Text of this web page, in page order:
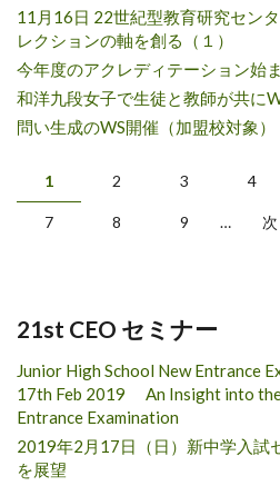
11月16日 22世紀型教育研究セン
レクションの軸を創る（１）
今年度のアクレディテーション始
和洋九段女子で生徒と教師が共に
問い生成のWS開催（加盟校対象）
Pages
1 2 3 4
7 8 9 … 次
21st CEO セミナー
Junior High School New Entrance
17th Feb 2019 An Insight into
Entrance Examination
2019年2月17日（日）新中学入
を展望